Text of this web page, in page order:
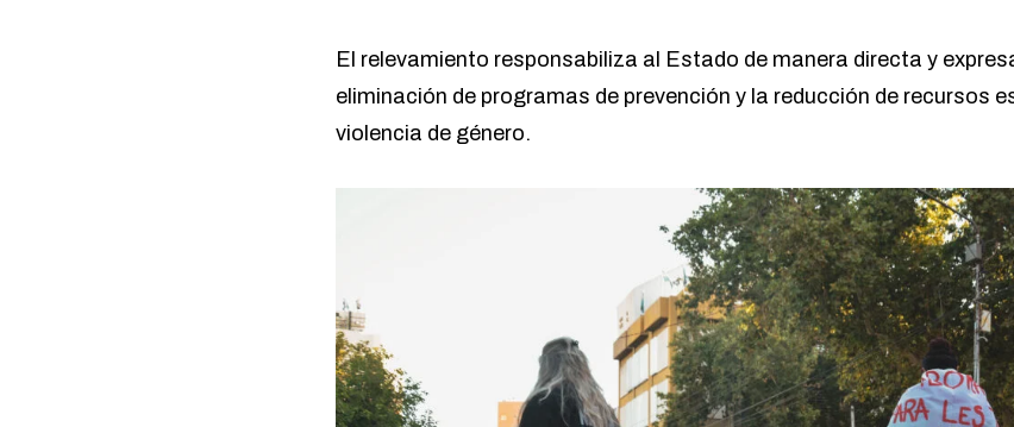
El relevamiento responsabiliza al Estado de manera directa y
eliminación de programas de prevención y la reducción de recursos
violencia de género.